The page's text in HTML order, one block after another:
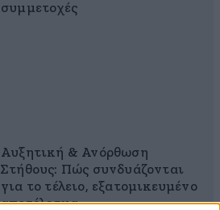
συμμετοχές
Αυξητική & Ανόρθωση
Στήθους: Πώς συνδυάζονται
για το τέλειο, εξατομικευμένο
αποτέλεσμα